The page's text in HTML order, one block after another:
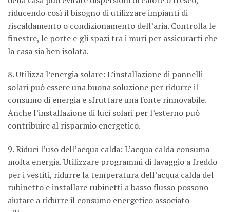
riducendo così il bisogno di utilizzare impianti di
riscaldamento o condizionamento dell’aria. Controlla le
finestre, le porte e gli spazi tra i muri per assicurarti che
la casa sia ben isolata.
8. Utilizza l’energia solare: L’installazione di pannelli
solari può essere una buona soluzione per ridurre il
consumo di energia e sfruttare una fonte rinnovabile.
Anche l’installazione di luci solari per l’esterno può
contribuire al risparmio energetico.
9. Riduci l’uso dell’acqua calda: L’acqua calda consuma
molta energia. Utilizzare programmi di lavaggio a freddo
per i vestiti, ridurre la temperatura dell’acqua calda del
rubinetto e installare rubinetti a basso flusso possono
aiutare a ridurre il consumo energetico associato